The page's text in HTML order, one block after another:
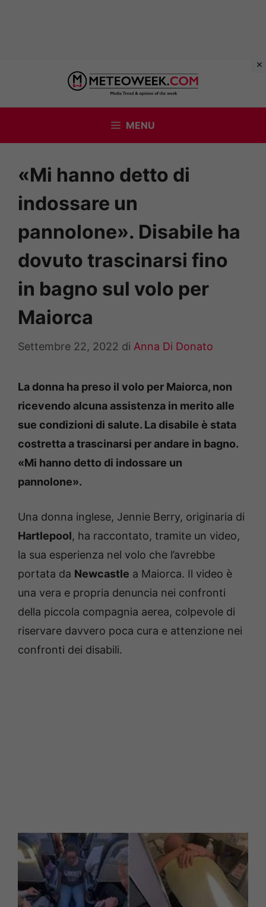
contenuto
MENU
«Mi hanno detto di
indossare un
pannolone». Disabile ha
dovuto trascinarsi fino
in bagno sul volo per
Maiorca
Settembre 22, 2022 di Anna Di Donato
La donna ha preso il volo per Maiorca, non
ricevendo alcuna assistenza in merito alle
sue condizioni di salute. La disabile è stata
costretta a trascinarsi per andare in bagno.
«Mi hanno detto di indossare un
pannolone».
Una donna inglese, Jennie Berry, originaria di
Hartlepool, ha raccontato, tramite un video,
la sua esperienza nel volo che l’avrebbe
portata da Newcastle a Maiorca. Il video è
una vera e propria denuncia nei confronti
della piccola compagnia aerea, colpevole di
riservare davvero poca cura e attenzione nei
confronti dei disabili.